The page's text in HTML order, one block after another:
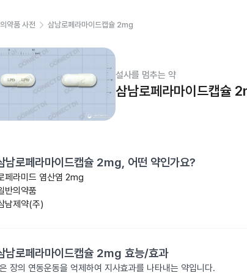
의약품 사전 삼남로페라마이드캡슐 2mg
설사를 멈추는 약
삼남로페라마이드캡슐
남로페라마이드캡슐 2mg, 어떤 약인가요?
페라미드 염산염 2mg
반의약품
남제약(주)
남로페라마이드캡슐 2mg 효능/효과
장의 연동운동을 억제하여 지사효과를 나타내는 약입니다.